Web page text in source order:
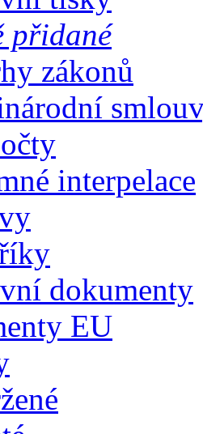
přidané
zákonů
interpelace
dokumenty
EU